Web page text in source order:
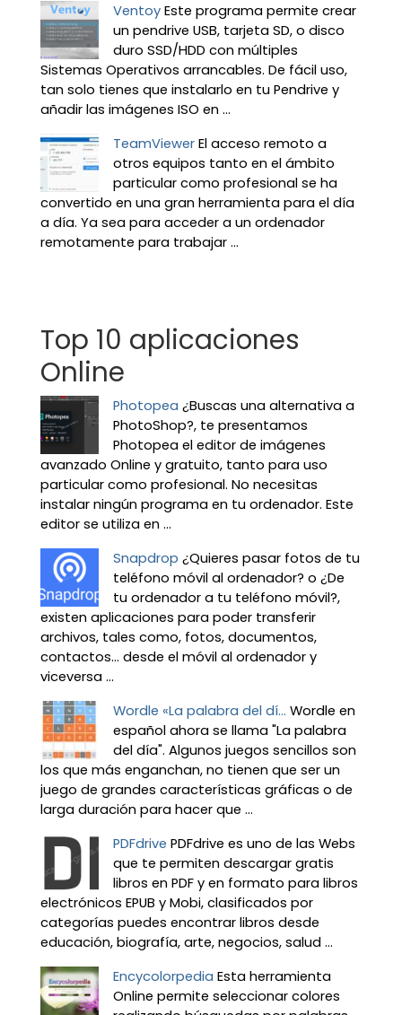
Ventoy Este programa permite crear
un pendrive USB, tarjeta SD, o disco
duro SSD/HDD con múltiples
Sistemas Operativos arrancables. De fácil uso,
tan solo tienes que instalarlo en tu Pendrive y
añadir las imágenes ISO en ...
TeamViewer El acceso remoto a
otros equipos tanto en el ámbito
particular como profesional se ha
convertido en una gran herramienta para el día
a día. Ya sea para acceder a un ordenador
remotamente para trabajar ...
Top 10 aplicaciones
Online
Photopea ¿Buscas una alternativa a
PhotoShop?, te presentamos
Photopea el editor de imágenes
avanzado Online y gratuito, tanto para uso
particular como profesional. No necesitas
instalar ningún programa en tu ordenador. Este
editor se utiliza en ...
Snapdrop ¿Quieres pasar fotos de tu
teléfono móvil al ordenador? o ¿De
tu ordenador a tu teléfono móvil?,
existen aplicaciones para poder transferir
archivos, tales como, fotos, documentos,
contactos… desde el móvil al ordenador y
viceversa ...
Wordle «La palabra del dí... Wordle en
español ahora se llama "La palabra
del día". Algunos juegos sencillos son
los que más enganchan, no tienen que ser un
juego de grandes características gráficas o de
larga duración para hacer que ...
PDFdrive PDFdrive es uno de las Webs
que te permiten descargar gratis
libros en PDF y en formato para libros
electrónicos EPUB y Mobi, clasificados por
categorías puedes encontrar libros desde
educación, biografía, arte, negocios, salud ...
Encycolorpedia Esta herramienta
Online permite seleccionar colores